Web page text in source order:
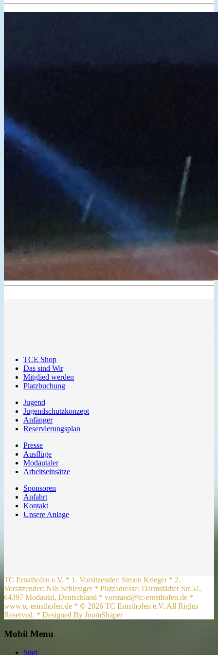
TCE Shop
Das sind Wir
Mitglied werden
Platzbuchung
Jugend
Jugendschutzkonzept
Anfänger
Reservierungsplan
Presse
Ausflüge
Modautaler
Arbeitseinsätze
Sponsoren
Anfahrt
Kontakt
Unsere Anlage
TC Ernsthofen e.V. * 1. Vorsitzender: Simon Krieger * 2.
Vorsitzender: Nils Schlesiger * Platzadresse: Darmstädter Str.52,
64397 Modautal, Deutschland * vorstand@tc-ernsthofen.de *
www.tc-ernsthofen.de * © 2026 TC Ernsthofen e.V. All Rights
Reserved. * Designed By JoomShaper
Mobil Menu
Start